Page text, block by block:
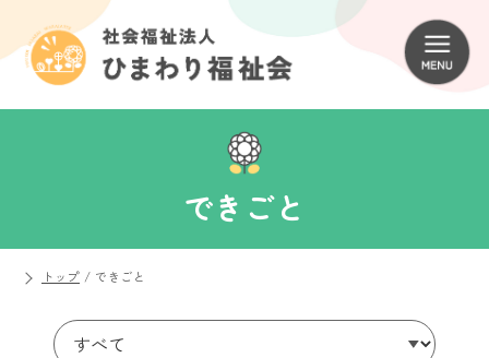
できごと
トップ / できごと